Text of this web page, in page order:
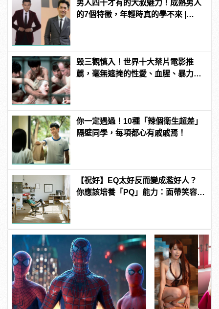
男人四十才有的大叔魅力！成熟男人
的7個特徵，年輕時真的學不來 |
毀三觀慎入！世界十大禁片電影推
薦，毫無遮掩的性愛、血腥、暴力、
你一定遇過！10種「辣個衛生超差」
隔壁同學，每項都心有戚戚焉！
【祝好】EQ太好反而變成濫好人？
你應該培養「PQ」能力：面帶笑容，